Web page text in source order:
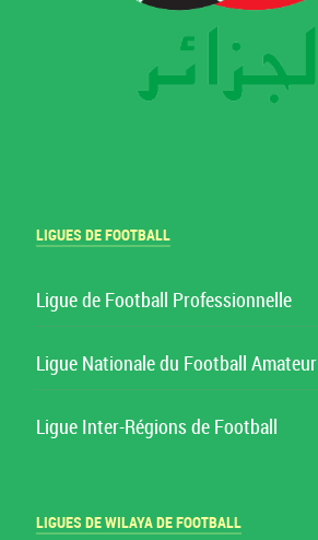
LIGUES DE FOOTBALL
Ligue de Football Professionnelle
Ligue Nationale du Football Amateur
Ligue Inter-Régions de Football
LIGUES DE WILAYA DE FOOTBALL